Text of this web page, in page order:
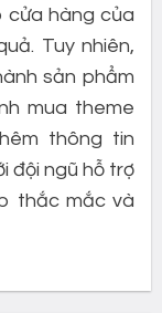
cửa hàng của
Tuy nhiên,
sản phẩm
mua theme
thông tin
đội ngũ hỗ trợ
thắc mắc và